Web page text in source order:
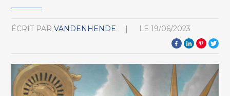
ÉCRIT PAR VANDENHENDE LE 19/06/2023